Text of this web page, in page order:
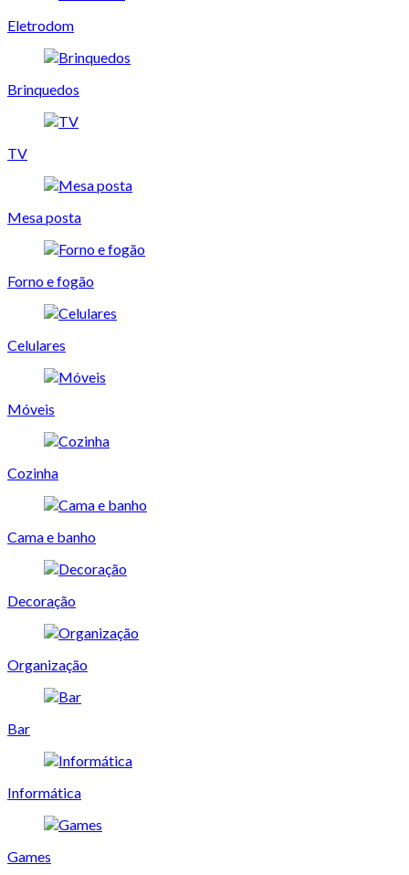
Eletrodom
Brinquedos
TV
Mesa posta
Forno e fogão
Celulares
Móveis
Cozinha
Cama e banho
Decoração
Organização
Bar
Informática
Games